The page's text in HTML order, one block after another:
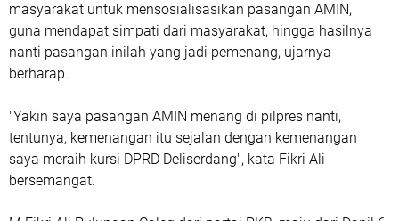
masyarakat untuk mensosialisasikan pasangan AMIN,
guna mendapat simpati dari masyarakat, hingga hasilnya
nanti pasangan inilah yang jadi pemenang, ujarnya
berharap.
"Yakin saya pasangan AMIN menang di pilpres nanti,
tentunya, kemenangan itu sejalan dengan kemenangan
saya meraih kursi DPRD Deliserdang", kata Fikri Ali
bersemangat.